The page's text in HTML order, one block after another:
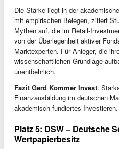
Die Stärke liegt in der
mit empirischen Belegen, zitiert
Mythen auf, die im Retail-
von der Überlegenheit aktiver
Marktexperten. Für Anleger, die
wissenschaftlichen Grundlage
unentbehrlich.
Fazit Gerd Kommer Invest:
Finanzausbildung im deutschen
akademisch fundiertes Investieren.
Platz 5: DSW – Deutsche
Wertpapierbesitz